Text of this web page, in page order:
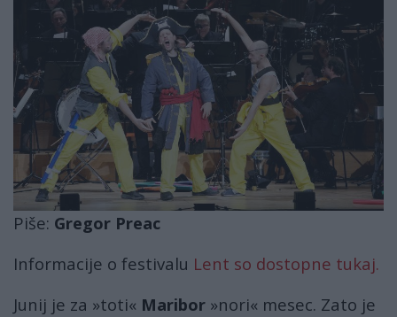
Piše: Gregor Preac
Informacije o festivalu Lent so dostopne tukaj.
Junij je za »toti« Maribor »nori« mesec. Zato je